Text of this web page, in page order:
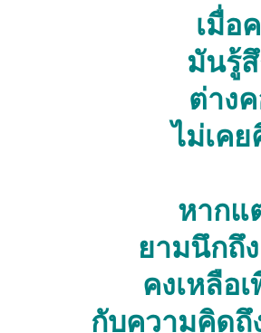
เมื่อ
มันรู้
ต่าง
ไม่เค
หากแ
ยามนึกถึ
คงเหลือ
กับความคิดถึ